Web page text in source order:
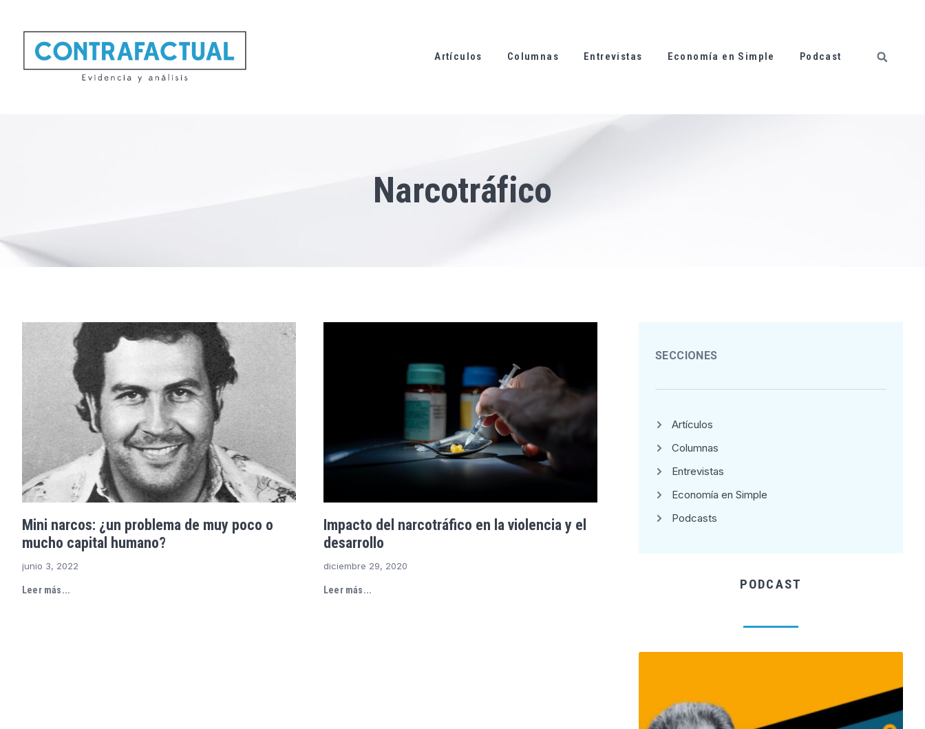
Artículos Columnas Entrevistas Economía en Simple Podcast
Narcotráfico
Mini narcos: ¿un problema de muy poco o
mucho capital humano?
junio 3, 2022
Leer más...
Impacto del narcotráfico en la violencia y el
desarrollo
diciembre 29, 2020
Leer más...
SECCIONES
Artículos
Columnas
Entrevistas
Economía en Simple
Podcasts
PODCAST